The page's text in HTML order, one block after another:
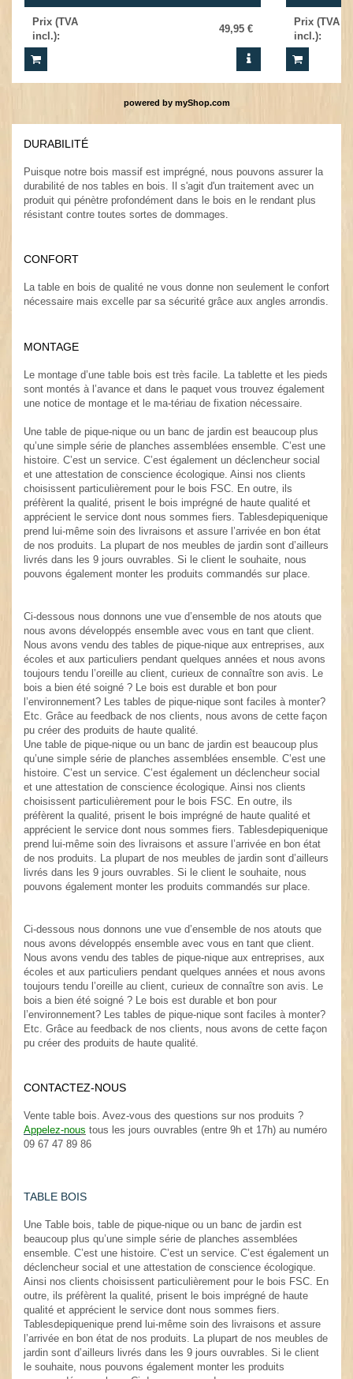
Prix (TVA
incl.):
49,95 €
Prix (TVA
incl.):
powered by myShop.com
DURABILITÉ
Puisque notre bois massif est imprégné, nous pouvons assurer la
durabilité de nos tables en bois. Il s'agit d'un traitement avec un
produit qui pénètre profondément dans le bois en le rendant plus
résistant contre toutes sortes de dommages.
CONFORT
La table en bois de qualité ne vous donne non seulement le confort
nécessaire mais excelle par sa sécurité grâce aux angles arrondis.
MONTAGE
Le montage d’une table bois est très facile. La tablette et les pieds
sont montés à l’avance et dans le paquet vous trouvez également
une notice de montage et le ma-tériau de fixation nécessaire.
Une table de pique-nique ou un banc de jardin est beaucoup plus
qu’une simple série de planches assemblées ensemble. C’est une
histoire. C’est un service. C’est également un déclencheur social
et une attestation de conscience écologique. Ainsi nos clients
choisissent particulièrement pour le bois FSC. En outre, ils
préfèrent la qualité, prisent le bois imprégné de haute qualité et
apprécient le service dont nous sommes fiers. Tablesdepiquenique
prend lui-même soin des livraisons et assure l’arrivée en bon état
de nos produits. La plupart de nos meubles de jardin sont d’ailleurs
livrés dans les 9 jours ouvrables. Si le client le souhaite, nous
pouvons également monter les produits commandés sur place.
Ci-dessous nous donnons une vue d’ensemble de nos atouts que
nous avons développés ensemble avec vous en tant que client.
Nous avons vendu des tables de pique-nique aux entreprises, aux
écoles et aux particuliers pendant quelques années et nous avons
toujours tendu l’oreille au client, curieux de connaître son avis. Le
bois a bien été soigné ? Le bois est durable et bon pour
l’environnement? Les tables de pique-nique sont faciles à monter?
Etc. Grâce au feedback de nos clients, nous avons de cette façon
pu créer des produits de haute qualité.
Une table de pique-nique ou un banc de jardin est beaucoup plus
qu’une simple série de planches assemblées ensemble. C’est une
histoire. C’est un service. C’est également un déclencheur social
et une attestation de conscience écologique. Ainsi nos clients
choisissent particulièrement pour le bois FSC. En outre, ils
préfèrent la qualité, prisent le bois imprégné de haute qualité et
apprécient le service dont nous sommes fiers. Tablesdepiquenique
prend lui-même soin des livraisons et assure l’arrivée en bon état
de nos produits. La plupart de nos meubles de jardin sont d’ailleurs
livrés dans les 9 jours ouvrables. Si le client le souhaite, nous
pouvons également monter les produits commandés sur place.
Ci-dessous nous donnons une vue d’ensemble de nos atouts que
nous avons développés ensemble avec vous en tant que client.
Nous avons vendu des tables de pique-nique aux entreprises, aux
écoles et aux particuliers pendant quelques années et nous avons
toujours tendu l’oreille au client, curieux de connaître son avis. Le
bois a bien été soigné ? Le bois est durable et bon pour
l’environnement? Les tables de pique-nique sont faciles à monter?
Etc. Grâce au feedback de nos clients, nous avons de cette façon
pu créer des produits de haute qualité.
CONTACTEZ-NOUS
Vente table bois. Avez-vous des questions sur nos produits ?
Appelez-nous tous les jours ouvrables (entre 9h et 17h) au numéro
09 67 47 89 86
TABLE BOIS
Une Table bois, table de pique-nique ou un banc de jardin est
beaucoup plus qu’une simple série de planches assemblées
ensemble. C’est une histoire. C’est un service. C’est également un
déclencheur social et une attestation de conscience écologique.
Ainsi nos clients choisissent particulièrement pour le bois FSC. En
outre, ils préfèrent la qualité, prisent le bois imprégné de haute
qualité et apprécient le service dont nous sommes fiers.
Tablesdepiquenique prend lui-même soin des livraisons et assure
l’arrivée en bon état de nos produits. La plupart de nos meubles de
jardin sont d’ailleurs livrés dans les 9 jours ouvrables. Si le client
le souhaite, nous pouvons également monter les produits